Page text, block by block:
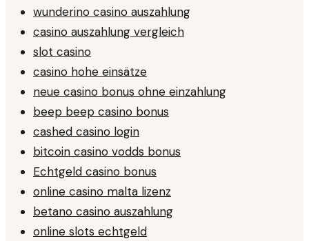
wunderino casino auszahlung
casino auszahlung vergleich
slot casino
casino hohe einsätze
neue casino bonus ohne einzahlung
beep beep casino bonus
cashed casino login
bitcoin casino vodds bonus
Echtgeld casino bonus
online casino malta lizenz
betano casino auszahlung
online slots echtgeld